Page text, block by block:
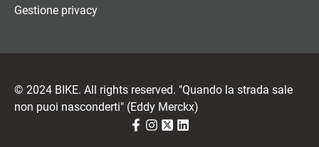
Gestione privacy
© 2024 BIKE. All rights reserved. "Quando la strada sale
non puoi nasconderti" (Eddy Merckx)